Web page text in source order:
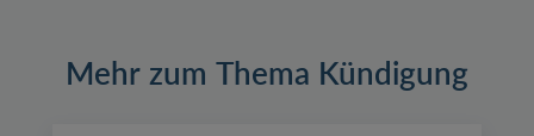
Mehr zum Thema Kündigung